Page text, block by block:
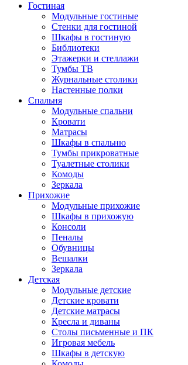
Гостиная
Модульные гостиные
Стенки для гостиной
Шкафы в гостиную
Библиотеки
Этажерки и стеллажи
Тумбы ТВ
Журнальные столики
Настенные полки
Спальня
Модульные спальни
Кровати
Матрасы
Шкафы в спальню
Тумбы прикроватные
Туалетные столики
Комоды
Зеркала
Прихожие
Модульные прихожие
Шкафы в прихожую
Консоли
Пеналы
Обувницы
Вешалки
Зеркала
Детская
Модульные детские
Детские кровати
Детские матрасы
Кресла и диваны
Столы письменные и ПК
Игровая мебель
Шкафы в детскую